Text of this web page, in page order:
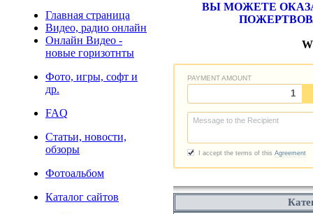
Главная страница
Видео, радио онлайн
Онлайн Видео -
новые горизотнты
Фото, игры, софт и
др.
FAQ
Статьи, новости,
обзоры
Фотоальбом
Каталог сайтов
ВЫ МОЖЕТЕ